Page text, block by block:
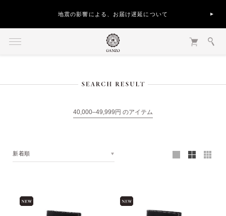
地震の影響による、お届け遅延について
40,000–49,999円 のアイテム
新着順